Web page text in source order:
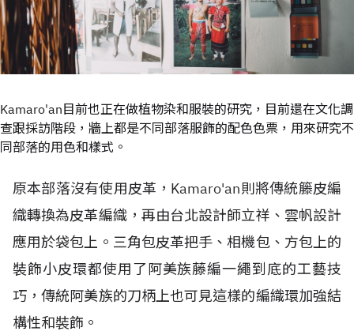
Kamaro'an目前也正在做植物染和服裝的研究，目前還在文化調
查跟採訪階段，牆上都是不同部落服飾的配色色票，用來研究不
同部落的用色和樣式。
原本部落沒有使用皮革，Kamaro'an則將傳統籐皮編
織轉換為皮革編織，再由台北設計師立祥、雲帆設計
應用於袋包上。三角包皮革把手、相機包、方包上的
裝飾小皮環都使用了阿美族藤編一繩到底的工藝技
巧，傳統阿美族的刀柄上也可見這樣的編織環加強結
構性和裝飾。